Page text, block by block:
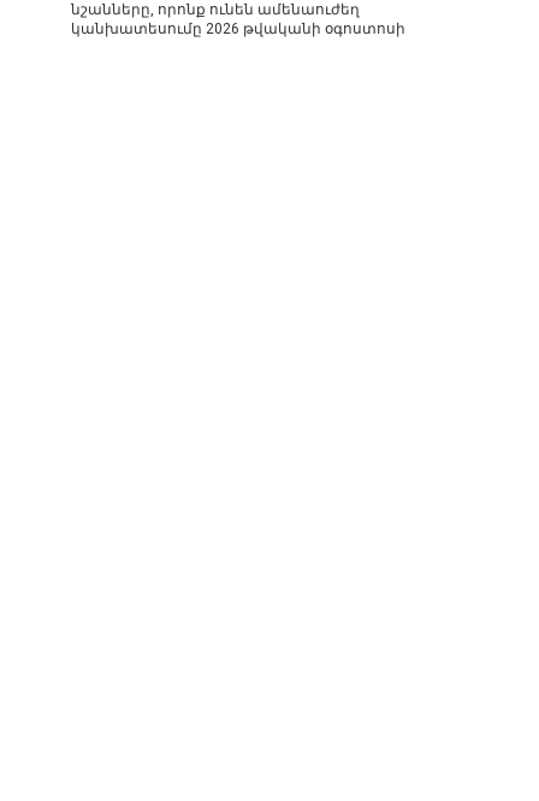
նշանները, որոնք ունեն ամենաուժեղ
կանխատեսումը 2026 թվականի օգոստոսի